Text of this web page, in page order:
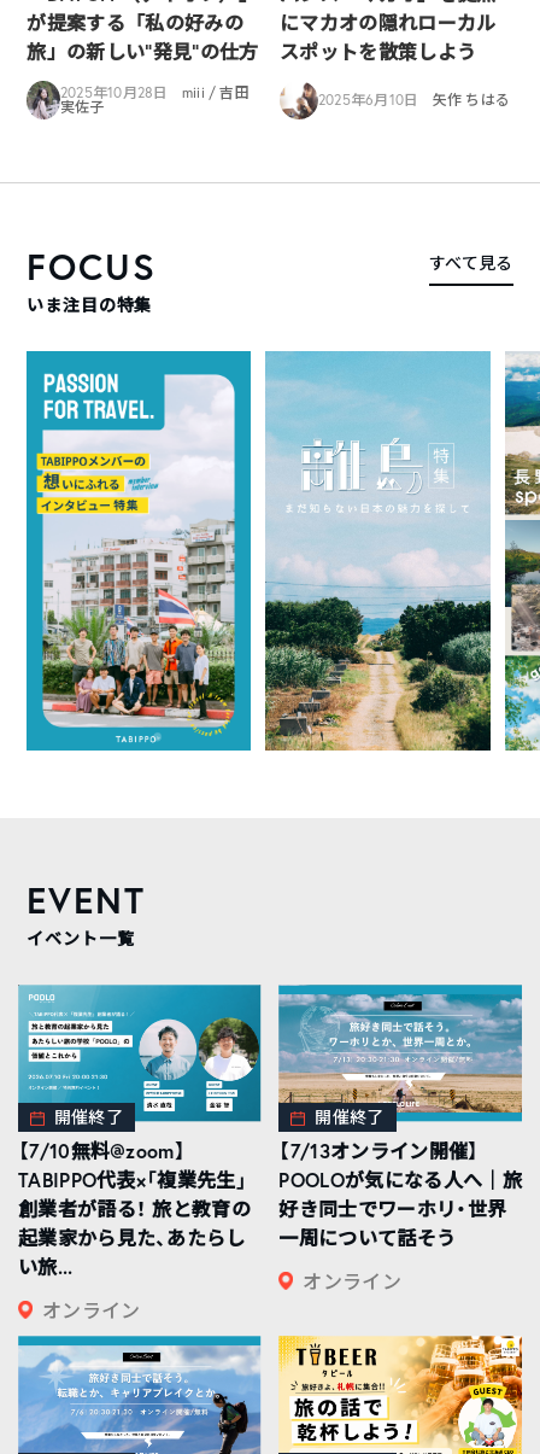
が提案する「私の好みの
旅」の新しい“発見”の仕方
2025年10月28日
miii / 吉田
実佐子
にマカオの隠れローカル
スポットを散策しよう
2025年6月10日 矢作 ちはる
FOCUS
いま注目の特集
すべて見る
EVENT
イベント一覧
開催終了
【7/10無料@zoom】
TABIPPO代表×「複業先生」
創業者が語る！ 旅と教育の
起業家から見た、あたらし
い旅...
オンライン
開催終了
【7/13オンライン開催】
POOLOが気になる人へ｜旅
好き同士でワーホリ・世界
一周について話そう
オンライン